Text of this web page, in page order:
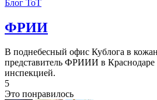
Блог ToT
ФРИИ
В поднебесный офис Кублога в
представитель ФРИИИ в
инспекцией.
5
Это понравилось